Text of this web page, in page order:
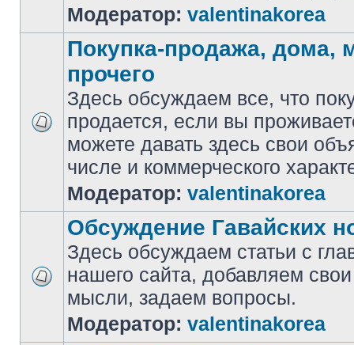
Модератор: valentinakorea
Покупка-продажа, дома,
прочего
Здесь обсуждаем все, что
продается, если вы
можете давать здесь свои
числе и коммерческого
Модератор: valentinakorea
Обсуждение Гавайских
Здесь обсуждаем статьи с
нашего сайта, добавляем
мысли, задаем вопросы.
Модератор: valentinakorea